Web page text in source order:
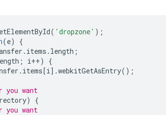
( 'dropzone' );
(e)
{
. items . length ;
; i++)
{
. items[i].webkitGetAsEntry();
you want
)
{
you want